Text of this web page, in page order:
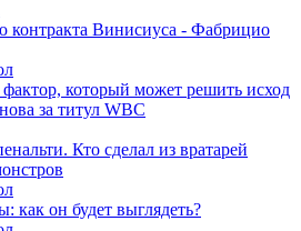
контракта Винисиуса - Фабрицио
который может решить исход
за титул WBC
Кто сделал из вратарей
он будет выглядеть?